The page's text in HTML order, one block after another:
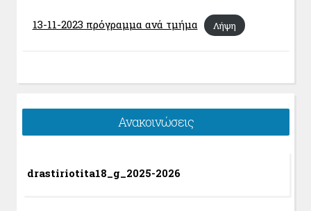
13-11-2023 πρόγραμμα ανά τμήμα Λήψη
Ανακοινώσεις
drastiriotita18_g_2025-2026